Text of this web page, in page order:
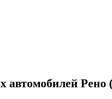
автомобилей Рено